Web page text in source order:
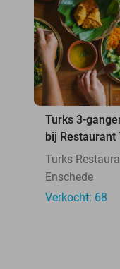
Turks 3-
bij Restaurant
Turks
Enschede
Verkocht: 68